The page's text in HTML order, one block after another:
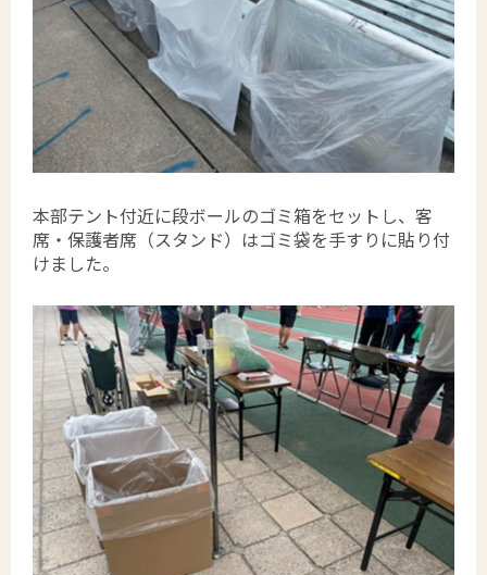
本部テント付近に段ボールのゴミ箱をセットし、客
席・保護者席（スタンド）はゴミ袋を手すりに貼り付
けました。